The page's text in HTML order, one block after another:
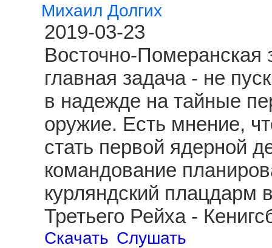
Михаил Долгих
2019-03-23
Восточно-Померанская
главная задача - не
в надежде на тайные
оружие. Есть мнение,
стать первой ядерной
командование
курляндский плацдарм
Третьего Рейха -
Скачать Слушать